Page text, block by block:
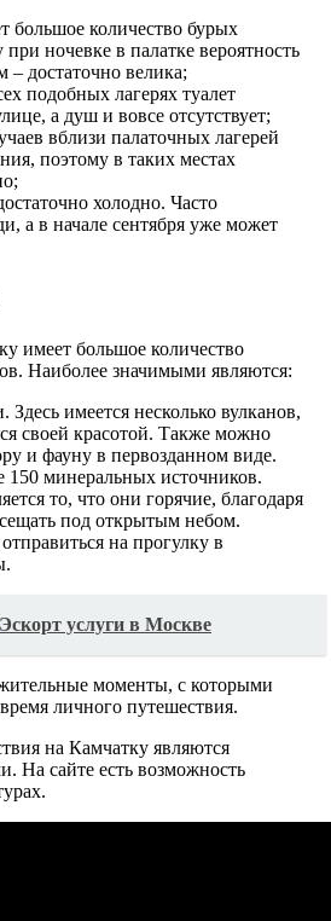
большое количество бурых
ночевке в палатке вероятность
– достаточно велика;
подобных лагерях туалет
а душ и вовсе отсутствует;
вблизи палаточных лагерей
поэтому в таких местах
холодно. Часто
а в начале сентября уже может
имеет большое количество
Наиболее значимыми являются:
имеется несколько вулканов,
своей красотой. Также можно
и фауну в первозданном виде.
150 минеральных источников.
то, что они горячие, благодаря
под открытым небом.
на прогулку в
Эскорт услуги в Москве
моменты, с которыми
личного путешествия.
на Камчатку являются
На сайте есть возможность